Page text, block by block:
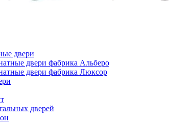
двери
двери фабрика Альберо
двери фабрика Люксор
дверей